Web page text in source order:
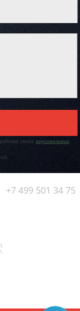
своих персональных
+7 499 501 34 75